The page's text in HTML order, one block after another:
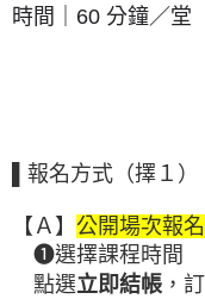
時間｜60 分鐘／堂
報名方式（擇１）
【Ａ】 公開場次報名
❶選擇課程時間
點選立即結帳 ，